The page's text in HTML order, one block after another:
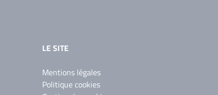
LE SITE
Mentions légales
Politique cookies